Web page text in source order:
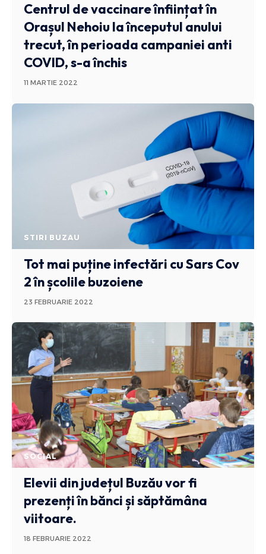
Centrul de vaccinare înființat în
Orașul Nehoiu la începutul anului
trecut, în perioada campaniei anti
COVID, s-a închis
11 MARTIE 2022
STIRI BUZAU
Tot mai puține infectări cu Sars Cov
2 în școlile buzoiene
23 FEBRUARIE 2022
SOCIAL
Elevii din județul Buzău vor fi
prezenți în bănci și săptămâna
viitoare.
18 FEBRUARIE 2022